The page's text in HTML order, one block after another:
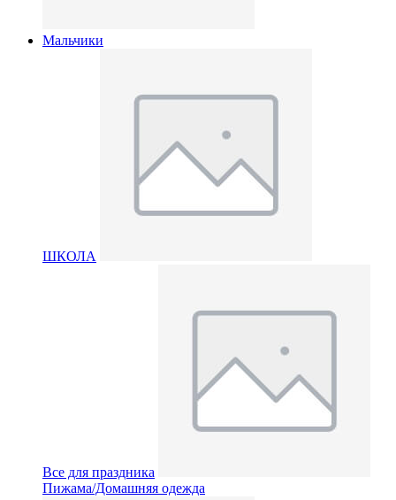
Мальчики
ШКОЛА
Все для праздника
Пижама/Домашняя одежда